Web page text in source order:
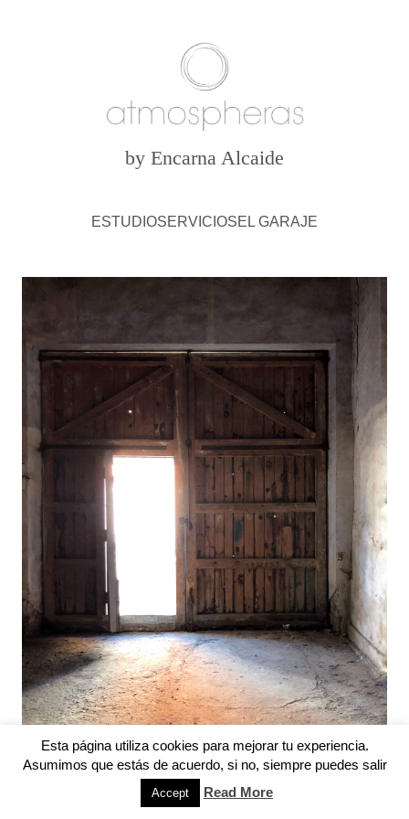
by Encarna Alcaide
ESTUDIOSERVICIOSEL GARAJE
Esta página utiliza cookies para mejorar tu experiencia.
Asumimos que estás de acuerdo, si no, siempre puedes salir
Accept Read More